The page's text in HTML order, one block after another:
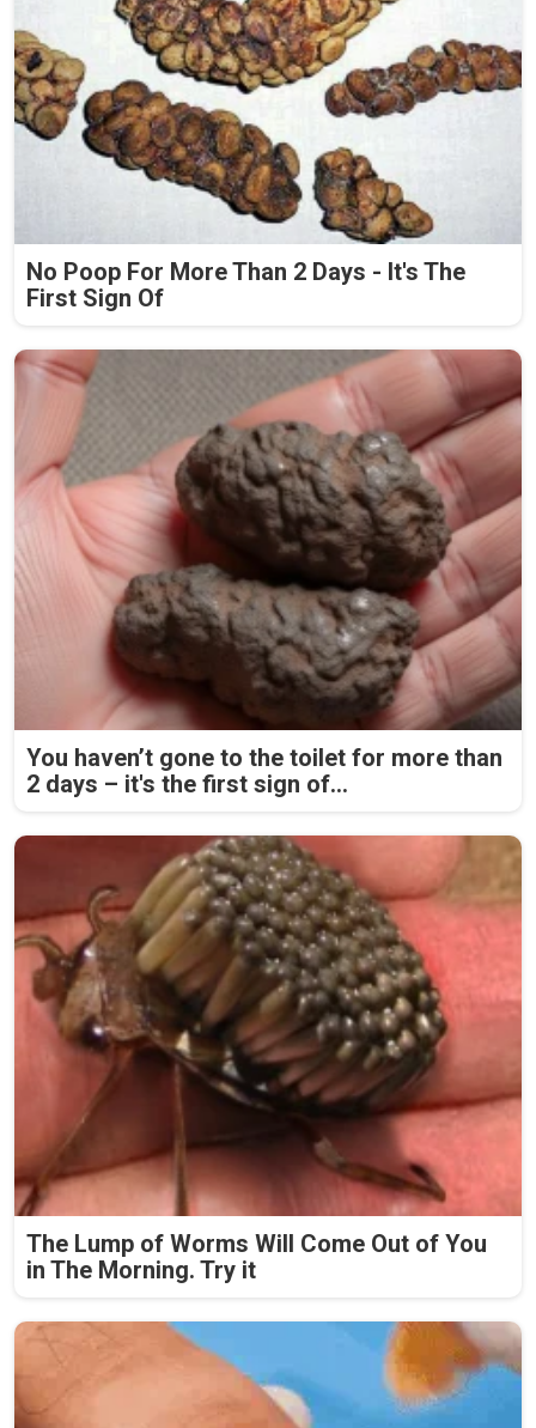
No Poop For More Than 2 Days - It's The
First Sign Of
You haven’t gone to the toilet for more than
2 days – it's the first sign of...
The Lump of Worms Will Come Out of You
in The Morning. Try it